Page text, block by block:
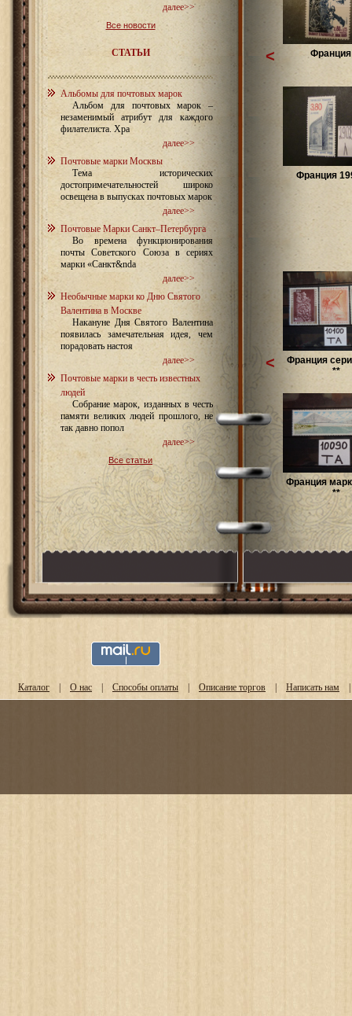
далее>>
Все новости
СТАТЬИ
Альбомы для почтовых марок
Альбом для почтовых марок –
незаменимый атрибут для каждого
филателиста. Хра
далее>>
Почтовые марки Москвы
Тема исторических
достопримечательностей широко
освещена в выпусках почтовых марок
далее>>
Почтовые Марки Санкт–Петербурга
Во времена функционирования
почты Советского Союза в сериях
марки «Санкт&nda
далее>>
Необычные марки ко Дню Святого
Валентина в Москве
Накануне Дня Святого Валентина
появилась замечательная идея, чем
порадовать настоя
далее>>
Почтовые марки в честь известных
людей
Собрание марок, изданных в честь
памяти великих людей прошлого, не
так давно попол
далее>>
Все статьи
Франция
<
Франция
**
Франция
**
<
Каталог | О нас | Способы оплаты | Описание торгов | Написать нам |